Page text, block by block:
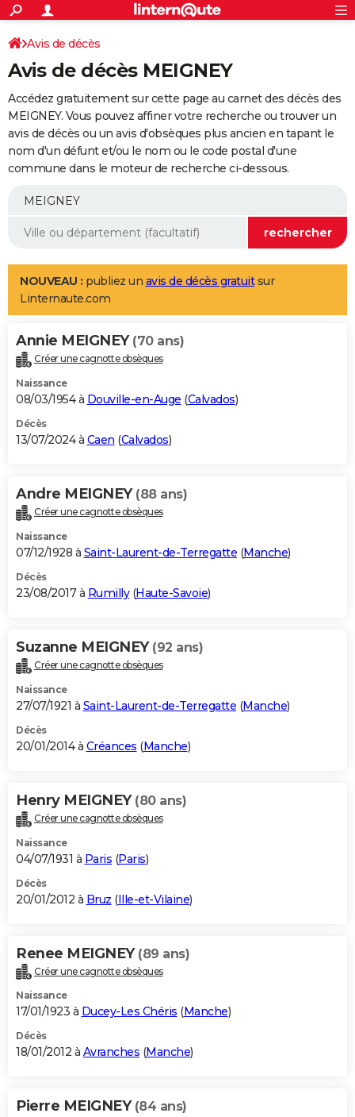
ACTUALITÉS
Politique
Société
Faits Divers
Education
Monde
Villes
+
SPORT
Coupe du monde 2026
Football
Tennis
Cyclisme
Rugby
Forum
Programme TV
TNT
Streaming
Cinéma
Sorties cinéma
Musique
+
FINANCE
Retraite
Epargne
Immobilier
Risques naturels par ville
Banque
Assurance
AUTO
Essais
Réserver un essai
Citadines
Berlines
SUV
Forum auto
+
Mobiles
Meilleur smartphone
Internet
Ordinateurs
Jeux vidéo
Guide high-tech
Aménagement intérieur
LIFESTYLE
Art de vivre
Bien-être
Loisirs
Mode
Modes de vie
Alimentation
Guide de la santé
Maladies
Médicaments
Sommeil
VOYAGE
Destinations
City break
Voyage nature
Voyage de noces
Forum
Climat
+PHOTO
GUIDES D'ACHAT
BONS PLANS
Carte de Noël
Carte Bonne année
Carte Saint-Valentin
Carte Pâques
Carte d'anniversaire
DICTIONNAIRE
Dictionnaire
Biographies
Citations
Expressions
Proverbes
PROGRAMME TV
S'inscrire
Se connecter
Lycées
Collèges
Primaires
Universités
Entreprises
Service militaire
Avis de recherche
AVIS DE DÉCÈS
Bricolage
Lifestyle
Culture
Sport
Auto
Television
Voyage
Cinema
Avis de décès
Avis de décès MEIGNEY
Accédez gratuitement sur cette page au carnet des décès des
MEIGNEY. Vous pouvez affiner votre recherche ou trouver un
avis de décès ou un avis d'obsèques plus ancien en tapant le
nom d'un défunt et/ou le nom ou le code postal d'une
commune dans le moteur de recherche ci-dessous.
NOUVEAU : publiez un avis de décès gratuitsur
Linternaute.com
Annie MEIGNEY (70 ans)
Créer une cagnotte obsèques
Naissance
08/03/1954 à Douville-en-Auge (Calvados)
Décès
13/07/2024 à Caen (Calvados)
Andre MEIGNEY (88 ans)
Créer une cagnotte obsèques
Naissance
07/12/1928 à Saint-Laurent-de-Terregatte (Manche)
Décès
23/08/2017 à Rumilly(Haute-Savoie)
Suzanne MEIGNEY (92 ans)
Créer une cagnotte obsèques
Naissance
27/07/1921 à Saint-Laurent-de-Terregatte (Manche)
Décès
20/01/2014 à Créances (Manche)
Henry MEIGNEY (80 ans)
Créer une cagnotte obsèques
Naissance
04/07/1931 à Paris (Paris)
Décès
20/01/2012 à Bruz (Ille-et-Vilaine)
Renee MEIGNEY (89 ans)
Créer une cagnotte obsèques
Naissance
17/01/1923 à Ducey-Les Chéris (Manche)
Décès
18/01/2012 à Avranches (Manche)
Pierre MEIGNEY (84 ans)